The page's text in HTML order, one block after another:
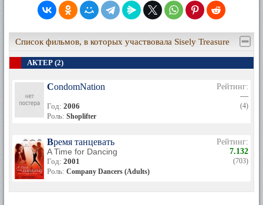
Список фильмов, в которых участвовала Sisely Treasure
АКТЕР (2)
CondomNation
Год: 2006
Роль: Shoplifter
Рейтинг:
—
(4)
Время танцевать
A Time for Dancing
Год: 2001
Роль: Company Dancers (Adults)
Рейтинг:
7.132
(703)